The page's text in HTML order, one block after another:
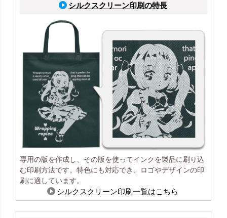
シルクスクリーン印刷の特長
専用の版を作成し、その版を使ってインクを製品に刷り込
む印刷方法です。特色にも対応でき、ロゴやデザインの印
刷に適しています。
シルクスクリーン印刷一覧はこちら